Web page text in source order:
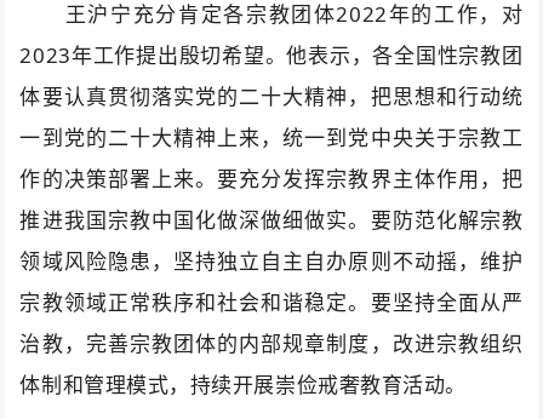
王沪宁充分肯定各宗教团体2022年的工作，对
2023年工作提出殷切希望。他表示，各全国性宗教团
体要认真贯彻落实党的二十大精神，把思想和行动统
一到党的二十大精神上来，统一到党中央关于宗教工
作的决策部署上来。要充分发挥宗教界主体作用，把
推进我国宗教中国化做深做细做实。要防范化解宗教
领域风险隐患，坚持独立自主自办原则不动摇，维护
宗教领域正常秩序和社会和谐稳定。要坚持全面从严
治教，完善宗教团体的内部规章制度，改进宗教组织
体制和管理模式，持续开展崇俭戒奢教育活动。